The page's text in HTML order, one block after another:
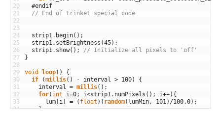
20
21
22
23
24
25
26
27
28
29
30
31
32
33
34
#endif
// End of trinket special code
strip1. begin( ) ;
strip1. setBrightness (45) ;
strip1. show( ) ;
// Initialize all pixels to 'off'
}
void loop( )
{
if
(millis( ) - interval > 100)
{
interval = millis( ) ;
for( int i=0; i<strip1. numPixels ( ) ; i++) {
lum [i] = ( float ) ( random( lumMin, 101) /100.0) ;
}